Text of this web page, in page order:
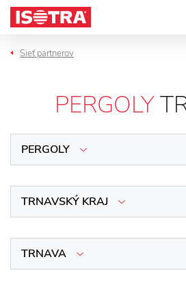
Preskočiť na obsah
Sieť partnerov
PERGOLY
PERGOLY
TRNAVSKÝ KRAJ
TRNAVA